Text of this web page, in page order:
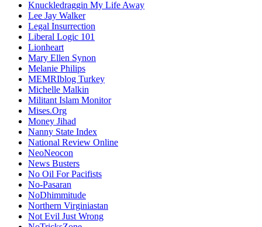
Knuckledraggin My Life Away
Lee Jay Walker
Legal Insurrection
Liberal Logic 101
Lionheart
Mary Ellen Synon
Melanie Philips
MEMRIblog Turkey
Michelle Malkin
Militant Islam Monitor
Mises.Org
Money Jihad
Nanny State Index
National Review Online
NeoNeocon
News Busters
No Oil For Pacifists
No-Pasaran
NoDhimmitude
Northern Virginiastan
Not Evil Just Wrong